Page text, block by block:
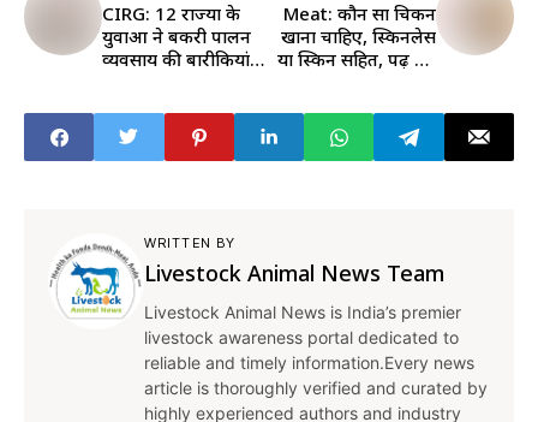
CIRG: 12 राज्यों के
युवाओं ने बकरी पालन
व्यवसाय की बारीकियां
Meat: कौन सा चिकन
खाना चाहिए, स्किनलेस
या स्किन सहित, पढ़ें इस
WRITTEN BY
Livestock Animal News Team
Livestock Animal News is India’s premier
livestock awareness portal dedicated to
reliable and timely information.Every news
article is thoroughly verified and curated by
highly experienced authors and industry